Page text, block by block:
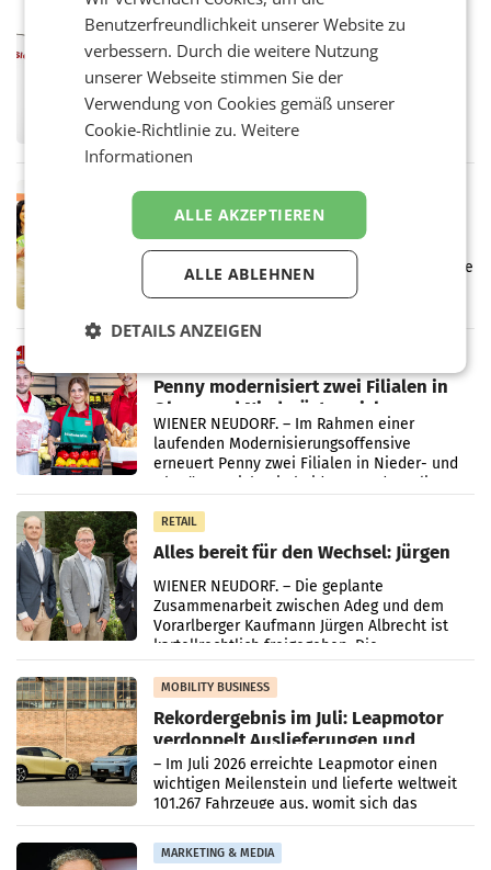
Vergleichszeitraum
MARKETING & MEDIA
ProSiebenSat.1 spart und macht
überraschend viel Gewinn
UNTERFÖHRING/MAILAND/AMSTERDAM. Der
Fernsehkonzern ProSiebenSat.1 hat im
Frühjahr dank Kostensenkungen operativ
wieder Gewinn gemacht und die
RETAIL
Eine Bühne für Zirkularität: ARA und
Müller informieren am POS über
Kreislauffähigkeit
Über den gesamten August hinweg rücken die
Altstoff Recycling Austria AG (ARA) und der
„Kreislauf-Helden“ in allen österreichischen
Penny modernisiert zwei Filialen in
Ober- und Niederösterreich
WIENER NEUDORF. – Im Rahmen einer
laufenden Modernisierungsoffensive
erneuert Penny zwei Filialen in Nieder- und
Oberösterreich. Die beiden Standorte liegen
RETAIL
Alles bereit für den Wechsel: Jürgen
Albrecht setzt ab 1.1.2027 auf Adeg
WIENER NEUDORF. – Die geplante
Zusammenarbeit zwischen Adeg und dem
Vorarlberger Kaufmann Jürgen Albrecht ist
kartellrechtlich freigegeben: Die
Bundeswettbewerbsbehörde und der
Bundeskartellanwalt
MOBILITY BUSINESS
Rekordergebnis im Juli: Leapmotor
verdoppelt Auslieferungen und
überschreitet die 100.000er-Marke
– Im Juli 2026 erreichte Leapmotor einen
wichtigen Meilenstein und lieferte weltweit
101.267 Fahrzeuge aus, womit sich das
Ergebnis gegenüber Juli 2025 mehr als
verdoppelte (+102
MARKETING & MEDIA
Benutzerfreundlichkeit unserer Website zu
verbessern. Durch die weitere Nutzung
unserer Webseite stimmen Sie der
Verwendung von Cookies gemäß unserer
Cookie-Richtlinie zu.Weitere
Informationen
ALLE AKZEPTIEREN
ALLE ABLEHNEN
DETAILS ANZEIGEN